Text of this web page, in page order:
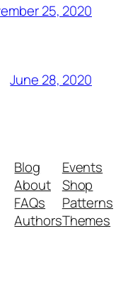
25, 2020
June 28, 2020
Blog
About
FAQs
Authors
Events
Shop
Patterns
Themes